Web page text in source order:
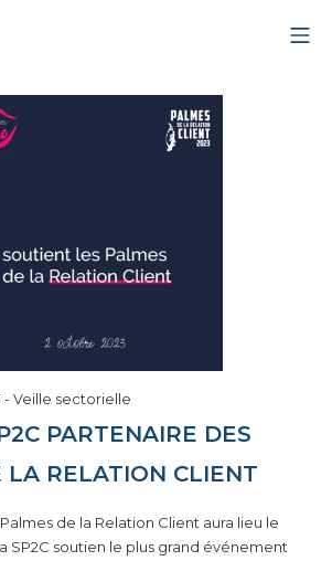
15
2023
- Veille sectorielle
PARTENAIRE DES
LA RELATION CLIENT
de la Relation Client aura lieu le
SP2C soutien le plus grand événement